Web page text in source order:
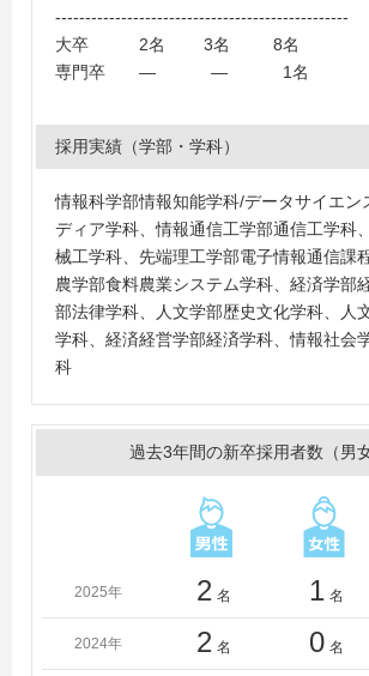
-------------------------------------------------
大卒 2名 3名 8名
専門卒 ― ― 1名
採用実績（学部・学科）
情報科学部情報知能学科/データサイエン
ディア学科、情報通信工学部通信工学科
械工学科、先端理工学部電子情報通信課
農学部食料農業システム学科、経済学部
部法律学科、人文学部歴史文化学科、人
学科、経済経営学部経済学科、情報社会
科
過去3年間の新卒採用者数（男女
2025年 2 名 1 名
2024年 2 名 0 名